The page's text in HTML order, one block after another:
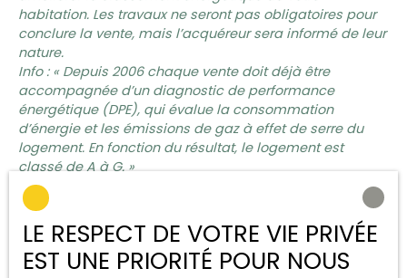
habitation. Les travaux ne seront pas obligatoires pour
conclure la vente, mais l’acquéreur sera informé de leur
nature.
Info : « Depuis 2006 chaque vente doit déjà être
accompagnée d’un diagnostic de performance
énergétique (DPE), qui évalue la consommation
d’énergie et les émissions de gaz à effet de serre du
logement. En fonction du résultat, le logement est
classé de A à G. »
Date d’entrée en vigueur de l’audit selon la classe
énergétique des biens ve
1er avril 2023 : logements de classe F ou G
1er janvier 2025 : logements de classe E
1er janvier 2034 : logements de classe D
LE RESPECT DE VOTRE VIE PRIVÉE
EST UNE PRIORITÉ POUR NOUS